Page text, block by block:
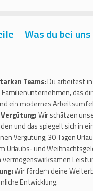
– Was du bei
Teams:Du arbeitest
das
ein modernes
Wir schätzen
und das spiegelt sich in
Vergütung, 30 Tagen
Urlaubs- und
vermögenswirksamen
Wir fördern deine
Entwicklung.